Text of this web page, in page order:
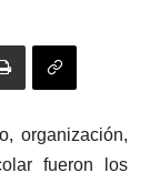
organización,
fueron los